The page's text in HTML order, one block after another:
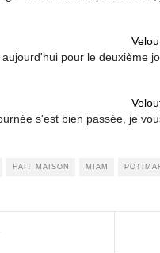
pour le deuxième
s'est bien passée, je
FAIT MAISON MIAM